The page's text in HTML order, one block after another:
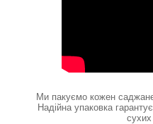
Ми пакуємо кожен
Надійна упаковка
сухих